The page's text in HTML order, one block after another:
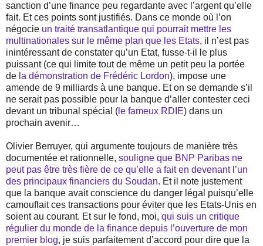
sanction d’une finance peu regardante avec l’argent qu’elle
fait. Et ces points sont justifiés. Dans ce monde où l’on
négocie un traité transatlantique qui pourrait mettre les
multinationales sur le même plan que les Etats, il n’est pas
inintéressant de constater qu’un Etat, fusse-t-il le plus
puissant (ce qui limite tout de même un petit peu la portée
de la démonstration de Frédéric Lordon), impose une
amende de 9 milliards à une banque. Et on se demande s’il
ne serait pas possible pour la banque d’aller contester ceci
devant un tribunal spécial ( le fameux RDIE) dans un
prochain avenir…
Olivier Berruyer, qui argumente toujours de manière très
documentée et rationnelle, souligne que BNP Paribas ne
peut pas être très fière de ce qu’elle a fait en devenant l’un
des principaux financiers du Soudan. Et il note justement
que la banque avait conscience du danger légal puisqu’elle
camouflait ces transactions pour éviter que les Etats-Unis en
soient au courant. Et sur le fond, moi, qui suis un critique
régulier du monde de la finance depuis l’ouverture de mon
premier blog, je suis parfaitement d’accord pour dire que la